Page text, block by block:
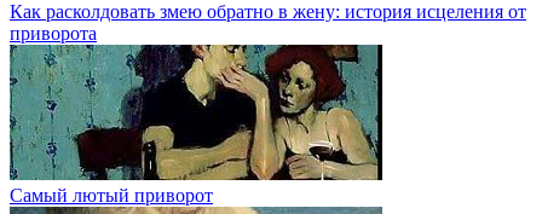
Как расколдовать змею обратно в жену: история исцеления от
приворота
Самый лютый приворот